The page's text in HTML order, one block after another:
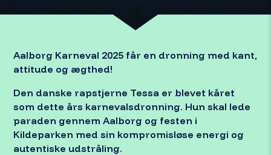
Aalborg Karneval 2025 får en dronning med kant,
attitude og ægthed!
Den danske rapstjerne Tessa er blevet kåret
som dette års karnevalsdronning. Hun skal lede
paraden gennem Aalborg og festen i
Kildeparken med sin kompromisløse energi og
autentiske udstråling.
Vil du være den første til at høre, når der er
nyt om karneval, kunstnere, og billetter til
årets Aalborg Karneval?